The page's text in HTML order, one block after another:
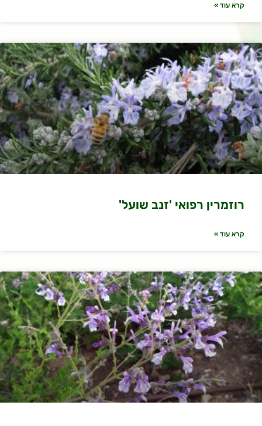
קרא עוד »
רוזמרין רפואי 'זנב שועל'
קרא עוד »